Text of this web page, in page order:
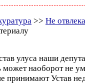
>> Не
улуса наши
может наоборот не
принимают Устав